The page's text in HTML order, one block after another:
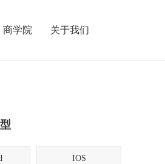
商学院 关于我们
IOS